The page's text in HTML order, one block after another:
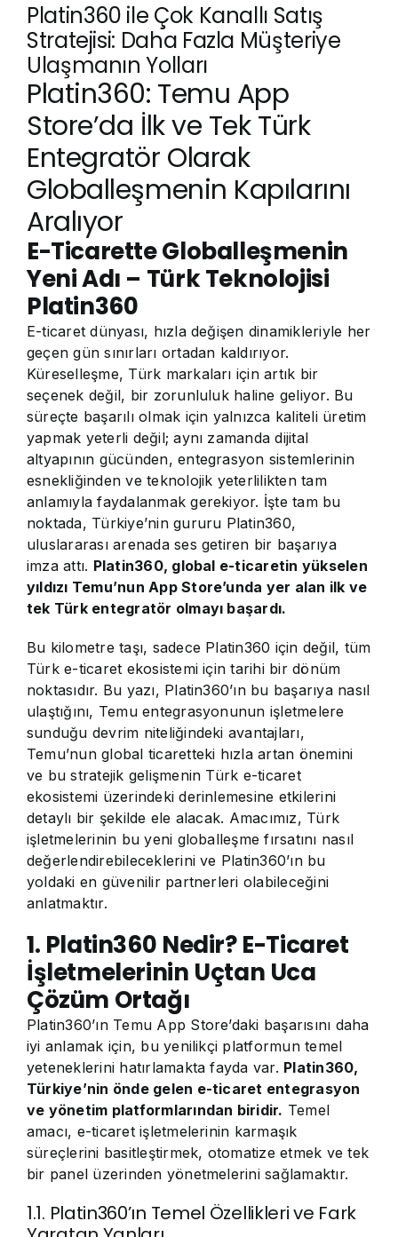
Platin360 ile Çok Kanallı Satış
Stratejisi: Daha Fazla Müşteriye
Ulaşmanın Yolları
Platin360: Temu App
Store’da İlk ve Tek Türk
Entegratör Olarak
Globalleşmenin Kapılarını
Aralıyor
E-Ticarette Globalleşmenin
Yeni Adı – Türk Teknolojisi
Platin360
E-ticaret dünyası, hızla değişen dinamikleriyle her
geçen gün sınırları ortadan kaldırıyor.
Küreselleşme, Türk markaları için artık bir
seçenek değil, bir zorunluluk haline geliyor. Bu
süreçte başarılı olmak için yalnızca kaliteli üretim
yapmak yeterli değil; aynı zamanda dijital
altyapının gücünden, entegrasyon sistemlerinin
esnekliğinden ve teknolojik yeterlilikten tam
anlamıyla faydalanmak gerekiyor. İşte tam bu
noktada, Türkiye’nin gururu Platin360,
uluslararası arenada ses getiren bir başarıya
imza attı. Platin360, global e-ticaretin yükselen
yıldızı Temu’nun App Store’unda yer alan ilk ve
tek Türk entegratör olmayı başardı.
Bu kilometre taşı, sadece Platin360 için değil, tüm
Türk e-ticaret ekosistemi için tarihi bir dönüm
noktasıdır. Bu yazı, Platin360’ın bu başarıya nasıl
ulaştığını, Temu entegrasyonunun işletmelere
sunduğu devrim niteliğindeki avantajları,
Temu’nun global ticaretteki hızla artan önemini
ve bu stratejik gelişmenin Türk e-ticaret
ekosistemi üzerindeki derinlemesine etkilerini
detaylı bir şekilde ele alacak. Amacımız, Türk
işletmelerinin bu yeni globalleşme fırsatını nasıl
değerlendirebileceklerini ve Platin360’ın bu
yoldaki en güvenilir partnerleri olabileceğini
anlatmaktır.
1. Platin360 Nedir? E-Ticaret
İşletmelerinin Uçtan Uca
Çözüm Ortağı
Platin360’ın Temu App Store’daki başarısını daha
iyi anlamak için, bu yenilikçi platformun temel
yeteneklerini hatırlamakta fayda var. Platin360,
Türkiye’nin önde gelen e-ticaret entegrasyon
ve yönetim platformlarından biridir. Temel
amacı, e-ticaret işletmelerinin karmaşık
süreçlerini basitleştirmek, otomatize etmek ve tek
bir panel üzerinden yönetmelerini sağlamaktır.
1.1. Platin360’ın Temel Özellikleri ve Fark